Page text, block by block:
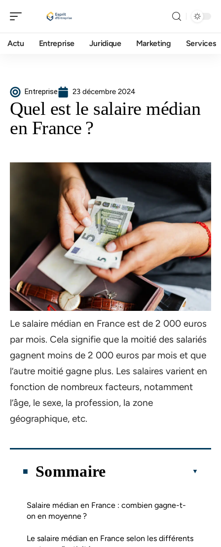
Actu Entreprise Juridique Marketing Services
Entreprise 23 décembre 2024
Quel est le salaire médian
en France ?
Le salaire médian en France est de 2 000 euros
par mois. Cela signifie que la moitié des salariés
gagnent moins de 2 000 euros par mois et que
l’autre moitié gagne plus. Les salaires varient en
fonction de nombreux facteurs, notamment
l’âge, le sexe, la profession, la zone
géographique, etc.
Sommaire
Salaire médian en France : combien gagne-t-
on en moyenne ?
Le salaire médian en France selon les différents